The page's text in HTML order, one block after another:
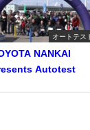
オートテス
NANKAI
Autotest